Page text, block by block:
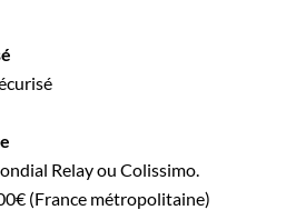
Relay ou Colissimo.
(France métropolitaine)